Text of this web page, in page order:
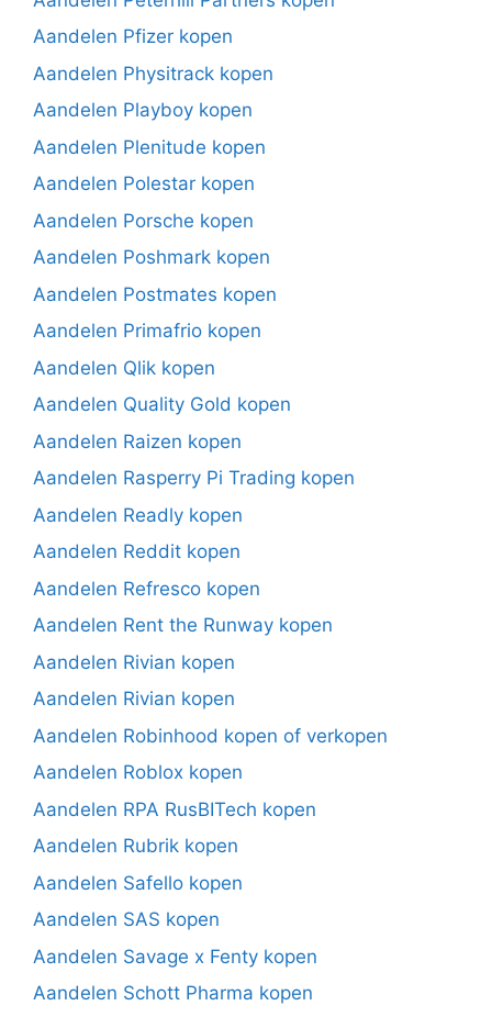
Aandelen Pfizer kopen
Aandelen Physitrack kopen
Aandelen Playboy kopen
Aandelen Plenitude kopen
Aandelen Polestar kopen
Aandelen Porsche kopen
Aandelen Poshmark kopen
Aandelen Postmates kopen
Aandelen Primafrio kopen
Aandelen Qlik kopen
Aandelen Quality Gold kopen
Aandelen Raizen kopen
Aandelen Rasperry Pi Trading kopen
Aandelen Readly kopen
Aandelen Reddit kopen
Aandelen Refresco kopen
Aandelen Rent the Runway kopen
Aandelen Rivian kopen
Aandelen Rivian kopen
Aandelen Robinhood kopen of verkopen
Aandelen Roblox kopen
Aandelen RPA RusBITech kopen
Aandelen Rubrik kopen
Aandelen Safello kopen
Aandelen SAS kopen
Aandelen Savage x Fenty kopen
Aandelen Schott Pharma kopen